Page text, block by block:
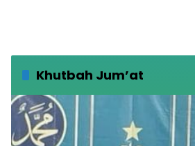
Khutbah Jum’at